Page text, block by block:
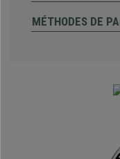
MÉTHODES DE